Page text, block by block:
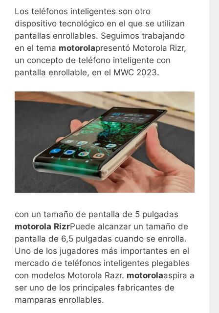
Los teléfonos inteligentes son otro
dispositivo tecnológico en el que se utilizan
pantallas enrollables. Seguimos trabajando
en el tema motorolapresentó Motorola Rizr,
un concepto de teléfono inteligente con
pantalla enrollable, en el MWC 2023.
con un tamaño de pantalla de 5 pulgadas
motorola RizrPuede alcanzar un tamaño de
pantalla de 6,5 pulgadas cuando se enrolla.
Uno de los jugadores más importantes en el
mercado de teléfonos inteligentes plegables
con modelos Motorola Razr. motorolaaspira a
ser uno de los principales fabricantes de
mamparas enrollables.